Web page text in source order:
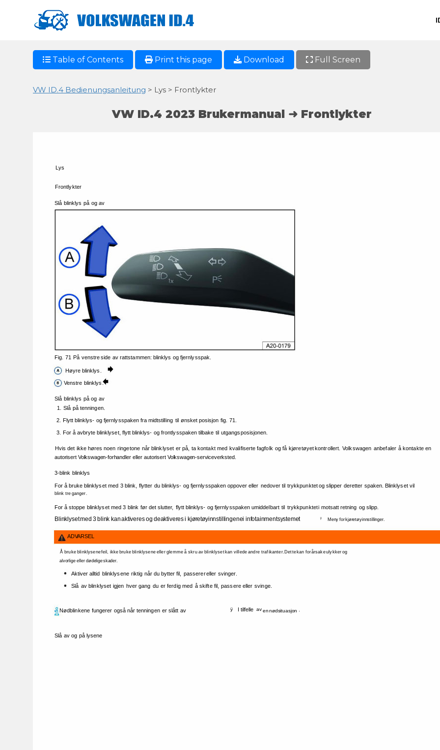
Table of Contents Print this page Download Full Screen
VW ID.4 Bedienungsanleitung > Lys > Frontlykter
VW ID.4 2023 Brukermanual ➜ Frontlykter
Slå blinklys på og av
autorisert Volkswagen-forhandler eller autorisert Volkswagen-serviceverksted.
Å bruke blinklysene feil, ikke bruke blinklysene eller glemme å skru av blinklyset kan villede andre trafikanter. Dette kan forårsake ulykker og
Frontlykter
2. Flytt blinklys- og fjernlysspaken fra midtstilling til ønsket posisjon fig. 71.
Meny for kjøretøyinnstillinger.
Hvis det ikke høres noen ringetone når blinklyset er på, ta kontakt med kvalifiserte fagfolk og få kjøretøyet kontrollert. Volkswagen anbefaler å kontakte en
I tilfelle
Slå blinklys på og av
Nødblinkene fungerer også når tenningen er slått av
For å stoppe blinklyset med 3 blink før det slutter, flytt blinklys- og fjernlysspaken umiddelbart til trykkpunktet i motsatt retning og slipp.
Venstre blinklys.
blink tre ganger.
Slå av blinklyset igjen hver gang du er ferdig med å skifte fil, passere eller svinge.
Fig. 71 På venstre side av rattstammen: blinklys og fjernlysspak.
3-blink blinklys
ADVARSEL
alvorlige eller dødelige skader.
3. For å avbryte blinklyset, flytt blinklys- og frontlysspaken tilbake til utgangsposisjonen.
ÿ
av en nødsituasjon
Lys
1. Slå på tenningen.
Blinklyset med 3 blink kan aktiveres og deaktiveres i kjøretøyinnstillingene i infotainmentsystemet
ÿ
Høyre blinklys.
For å bruke blinklyset med 3 blink, flytter du blinklys- og fjernlysspaken oppover eller nedover til trykkpunktet og slipper deretter spaken. Blinklyset vil
Aktiver alltid blinklysene riktig når du bytter fil, passerer eller svinger.
Slå av og på lysene